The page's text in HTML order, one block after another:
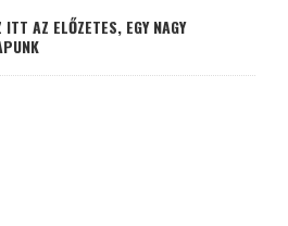
AZ ELŐZETES, EGY NAGY